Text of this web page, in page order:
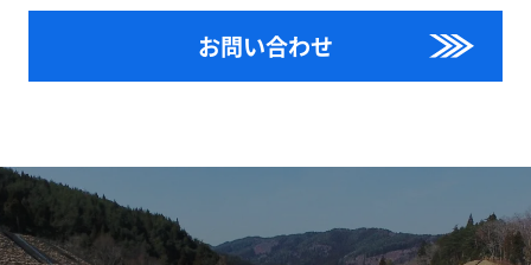
お問い合わせ